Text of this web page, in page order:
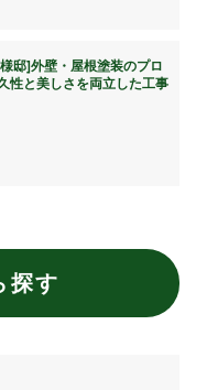
邸]外壁・屋根塗装のプロ
性と美しさを両立した工事
探す